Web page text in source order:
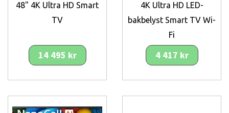
48" 4K Ultra HD Smart
TV
14 495 kr
4K Ultra HD LED-
bakbelyst Smart TV Wi-
Fi
4 417 kr